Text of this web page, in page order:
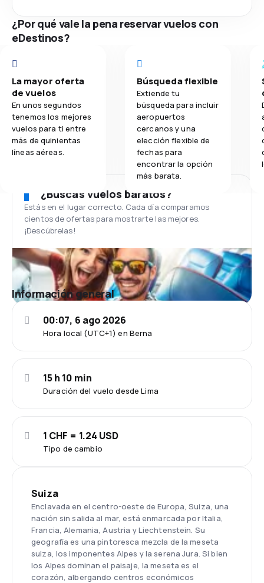
¿Por qué vale la pena reservar vuelos con
eDestinos?
La mayor oferta
de vuelos
En unos segundos
tenemos los mejores
vuelos para ti entre
más de quinientas
líneas aéreas.
Búsqueda flexible
Extiende tu
búsqueda para incluir
aeropuertos
cercanos y una
elección flexible de
fechas para
encontrar la opción
más barata.
¿Buscas vuelos baratos?
Estás en el lugar correcto. Cada día comparamos
cientos de ofertas para mostrarte las mejores.
¡Descúbrelas!
Información general
Hora local (UTC+1) en Berna
00:07, 6 ago 2026
Duración del vuelo desde Lima
15 h 10 min
Tipo de cambio
1 CHF = 1.24 USD
Suiza
Enclavada en el centro-oeste de Europa, Suiza, una
nación sin salida al mar, está enmarcada por Italia,
Francia, Alemania, Austria y Liechtenstein. Su
geografía es una pintoresca mezcla de la meseta
suiza, los imponentes Alpes y la serena Jura. Si bien
los Alpes dominan el paisaje, la meseta es el
corazón, albergando centros económicos